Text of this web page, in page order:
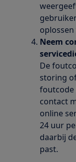
Neem
De
storing
foutcode
contact
online
24 uur
daarbij
past.